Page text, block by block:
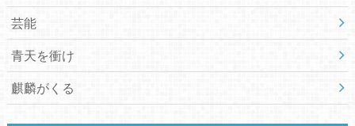
芸能
青天を衝け
麒麟がくる